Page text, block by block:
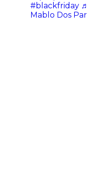
#blackfriday
Mablo Dos